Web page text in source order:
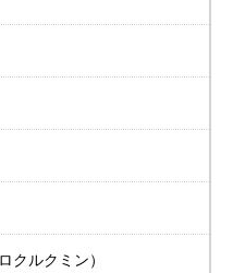
クルクミン）